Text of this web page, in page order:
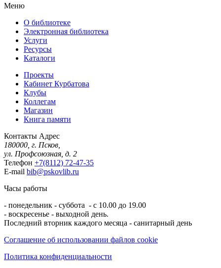
Меню
О библиотеке
Электронная библиотека
Услуги
Ресурсы
Каталоги
Проекты
Кабинет Курбатова
Клубы
Коллегам
Магазин
Книга памяти
Контакты Адрес
180000, г. Псков,
ул. Профсоюзная, д. 2
Телефон +7(8112) 72-47-35
E-mail bib@pskovlib.ru
Часы работы
- понедельник - суббота - с 10.00 до 19.00
- воскресенье - выходной день.
Последний вторник каждого месяца - санитарный день
Соглашение об использовании файлов cookie
Политика конфиденциальности